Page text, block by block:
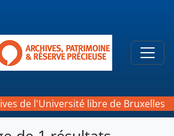
de l'Université libre de Bruxelles